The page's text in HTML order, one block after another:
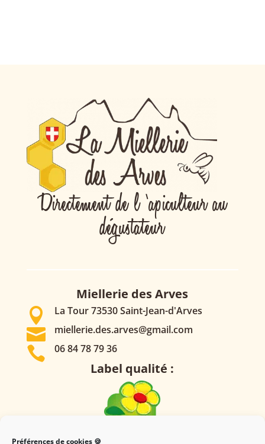
Préférences de cookies 🍪
Directement de l ‘apiculteur au
dégustateur
Miellerie des Arves
 La Tour 73530 Saint-Jean-d'Arves
 miellerie.des.arves@gmail.com
 06 84 78 79 36
Label qualité :